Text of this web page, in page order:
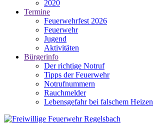
2020
Termine
Feuerwehrfest 2026
Feuerwehr
Jugend
Aktivitäten
Bürgerinfo
Der richtige Notruf
Tipps der Feuerwehr
Notrufnummern
Rauchmelder
Lebensgefahr bei falschem Heizen